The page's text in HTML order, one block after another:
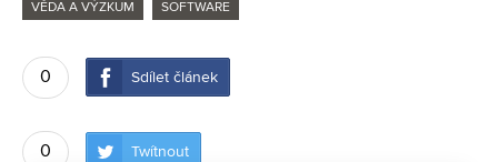
VĚDA A VÝZKUM SOFTWARE
0 Sdílet článek
0 Twítnout